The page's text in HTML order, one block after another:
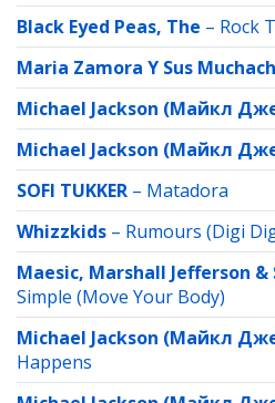
Black Eyed Peas, The – Rock
Maria Zamora Y Sus
Michael Jackson (Майкл
Michael Jackson (Майкл
SOFI TUKKER – Matadora
Whizzkids – Rumours (Digi
Maesic, Marshall Jefferson &
Simple (Move Your Body)
Michael Jackson (Майкл
Happens